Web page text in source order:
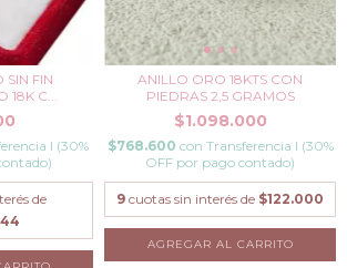
SIN FIN
18K C...
I (30%
de
ANILLO ORO 18KTS CON
PIEDRAS 2,5 GRAMOS
$1.098.000
$768.600 con Transferencia I (30%
OFF por pago contado)
9 cuotas sin interés de $122.000
AGREGAR AL CARRITO